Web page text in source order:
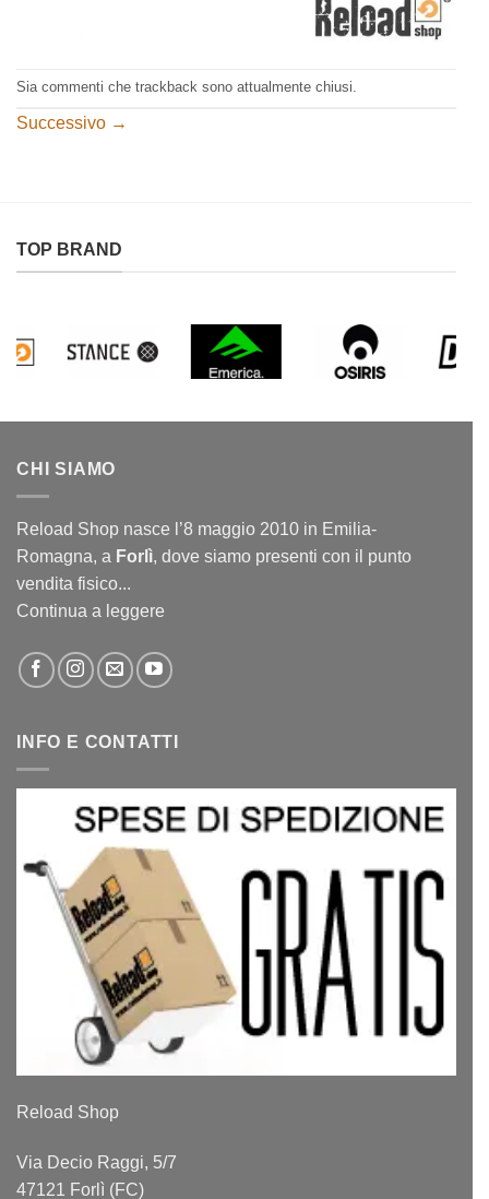
Sia commenti che trackback sono attualmente chiusi.
Successivo →
TOP BRAND
CHI SIAMO
Reload Shop nasce l’8 maggio 2010 in Emilia-
Romagna, a Forlì, dove siamo presenti con il punto
vendita fisico...
Continua a leggere
INFO E CONTATTI
Reload Shop
Via Decio Raggi, 5/7
47121 Forlì (FC)